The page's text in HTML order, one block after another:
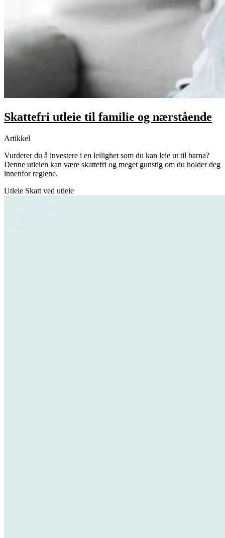
Skattefri utleie til familie og nærstående
Artikkel
Vurderer du å investere i en leilighet som du kan leie ut til barna?
Denne utleien kan være skattefri og meget gunstig om du holder deg
innenfor reglene.
Utleie Skatt ved utleie